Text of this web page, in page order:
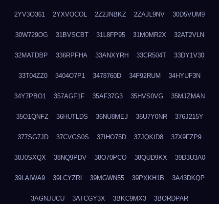
2YV3O361 2YXVOCOL 2Z2JNBKZ 2ZAJL9NV 30D5VUM9
30W729OG 31BVSCBT 31L8FP95 31M0MR2X 32AT2VLN
32MATDBP 336RPFHA 33ANXYRH 33CR504T 33DY1V30
33T04ZZ0 3404O7P1 3478760D 34F92RUM 34HYUF3N
34Y7PBO1 357AGF1F 35AF37G3 35HVS0VG 35MJZMAN
35O1QNFZ 36HUTLDS 36NU8MEJ 36U7Y0NR 376J215Y
377SG7JD 37CVGS0S 37IHO75D 37JQKID8 37X9FZP9
38J0SXQX 38NQ9PDV 38O70PCO 38QUD9KX 39D3U3A0
39LAIWA9 39LCYZRI 39MGWN55 39PXKH1B 3A43DKQP
3AGNJUCU 3ATCGY3X 3BKC9MX3 3BORDPAR